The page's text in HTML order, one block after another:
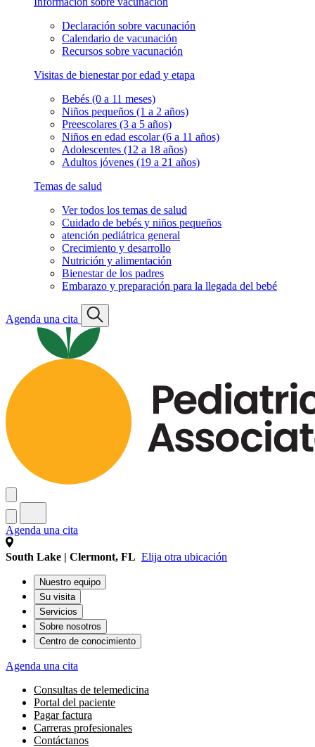
Declaración sobre vacunación
Calendario de vacunación
Recursos sobre vacunación
Visitas de bienestar por edad y etapa
Bebés (0 a 11 meses)
Niños pequeños (1 a 2 años)
Preescolares (3 a 5 años)
Niños en edad escolar (6 a 11 años)
Adolescentes (12 a 18 años)
Adultos jóvenes (19 a 21 años)
Temas de salud
Ver todos los temas de salud
Cuidado de bebés y niños pequeños
atención pediátrica general
Crecimiento y desarrollo
Nutrición y alimentación
Bienestar de los padres
Embarazo y preparación para la llegada del bebé
Agenda una cita
Agenda una cita
South Lake | Clermont, FL Elija otra ubicación
Nuestro equipo
Su visita
Servicios
Sobre nosotros
Centro de conocimiento
Agenda una cita
Consultas de telemedicina
Portal del paciente
Pagar factura
Carreras profesionales
Contáctanos